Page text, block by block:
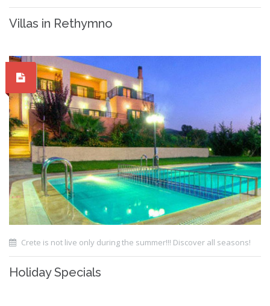
Villas in Rethymno
Crete is not live only during the summer!!! Discover all seasons!
Holiday Specials